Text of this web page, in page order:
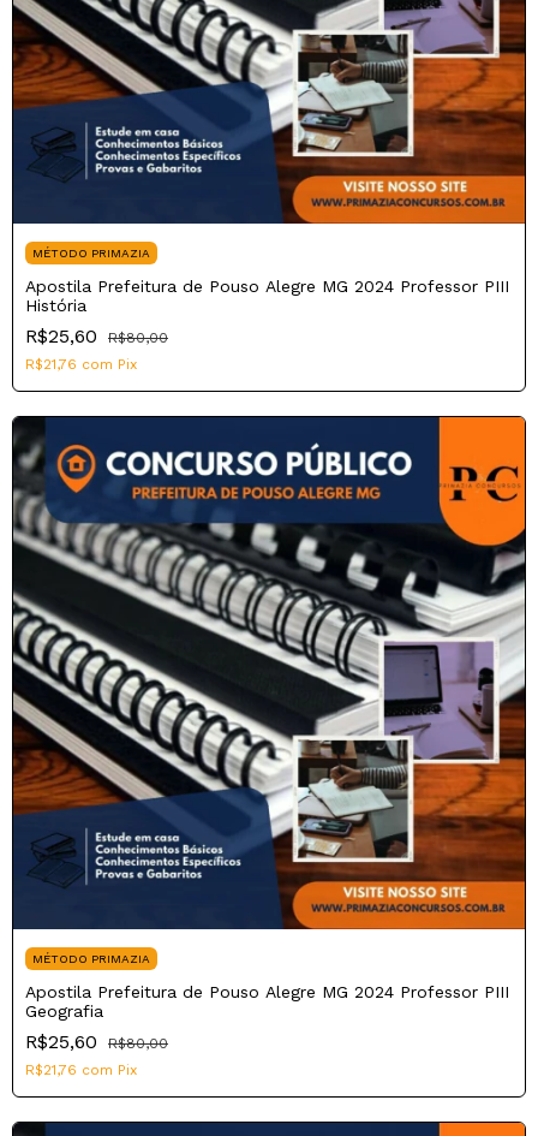
MÉTODO PRIMAZIA
Apostila Prefeitura de Pouso Alegre MG 2024 Professor PIII
História
R$25,60
R$80,00
R$21,76 com Pix
MÉTODO PRIMAZIA
Apostila Prefeitura de Pouso Alegre MG 2024 Professor PIII
Geografia
R$25,60
R$80,00
R$21,76 com Pix